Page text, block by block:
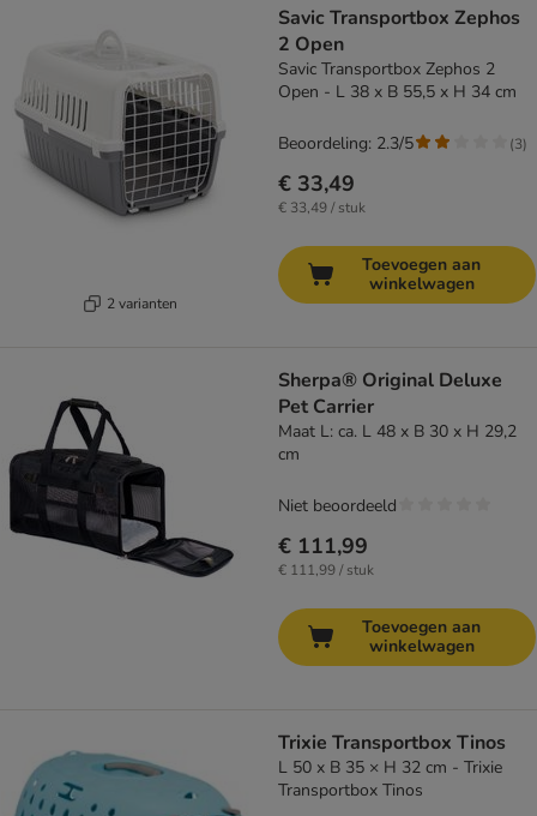
2 varianten
Savic Transportbox Zephos
2 Open
Savic Transportbox Zephos 2
Open - L 38 x B 55,5 x H 34 cm
€ 33,49
€ 33,49 / stuk
Beoordeling: 2.3/5 (3)
Toevoegen aan
winkelwagen
Sherpa® Original Deluxe
Pet Carrier
Maat L: ca. L 48 x B 30 x H 29,2
cm
€ 111,99
€ 111,99 / stuk
Niet beoordeeld
Toevoegen aan
winkelwagen
Trixie Transportbox Tinos
L 50 x B 35 × H 32 cm - Trixie
Transportbox Tinos